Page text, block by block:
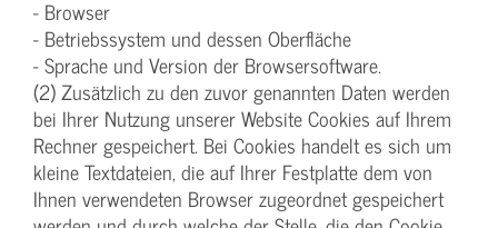
- Browser
- Betriebssystem und dessen Oberfläche
- Sprache und Version der Browsersoftware.
(2) Zusätzlich zu den zuvor genannten Daten werden
bei Ihrer Nutzung unserer Website Cookies auf Ihrem
Rechner gespeichert. Bei Cookies handelt es sich um
kleine Textdateien, die auf Ihrer Festplatte dem von
Ihnen verwendeten Browser zugeordnet gespeichert